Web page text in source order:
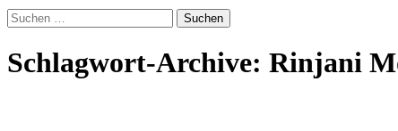
Suchen
nach:
Schlagwort-Archive: Rinjani